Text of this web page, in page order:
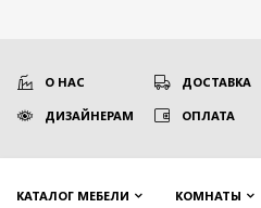
О НАС ДОСТАВКА
ДИЗАЙНЕРАМ ОПЛАТА
КАТАЛОГ МЕБЕЛИ КОМНАТЫ